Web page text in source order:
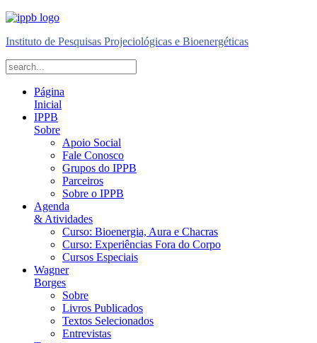
Instituto de Pesquisas Projeciológicas e Bioenergéticas
Página
Inicial
IPPB
Sobre
Apoio Social
Fale Conosco
Grupos do IPPB
Parceiros
Sobre o IPPB
Agenda
& Atividades
Curso: Bioenergia, Aura e Chacras
Curso: Experiências Fora do Corpo
Cursos Especiais
Wagner
Borges
Sobre
Livros Publicados
Textos Selecionados
Entrevistas